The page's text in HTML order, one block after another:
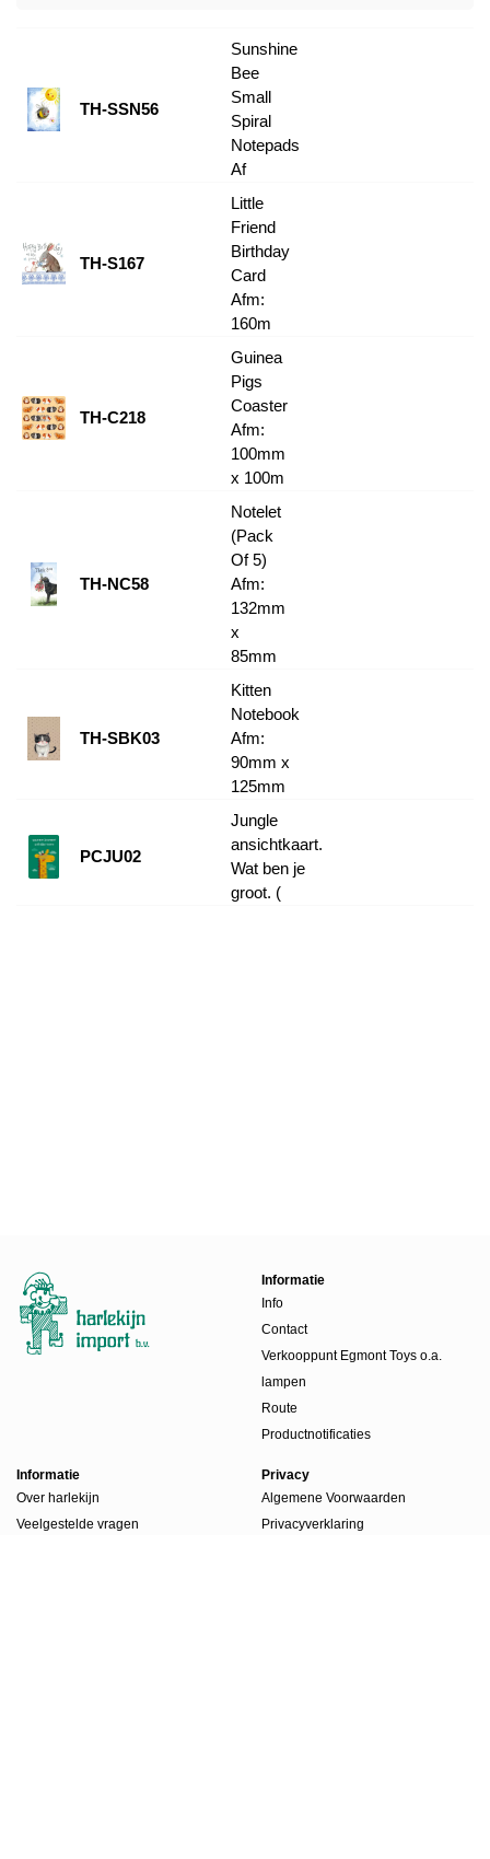
TH-SSN56
Sunshine
Bee
Small
Spiral
Notepads
Af
TH-S167
Little
Friend
Birthday
Card
Afm:
160m
TH-C218
Guinea
Pigs
Coaster
Afm:
100mm
x 100m
TH-NC58
Notelet
(Pack
Of 5)
Afm:
132mm
x
85mm
TH-SBK03
Kitten
Notebook
Afm:
90mm x
125mm
PCJU02
Jungle
ansichtkaart.
Wat ben je
groot. (
Informatie
Info
Contact
Verkooppunt Egmont Toys o.a.
lampen
Route
Productnotificaties
Informatie
Over harlekijn
Veelgestelde vragen
Privacy
Algemene Voorwaarden
Privacyverklaring